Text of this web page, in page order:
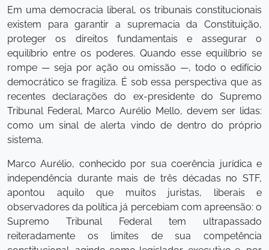
Em uma democracia liberal, os tribunais constitucionais
existem para garantir a supremacia da Constituição,
proteger os direitos fundamentais e assegurar o
equilíbrio entre os poderes. Quando esse equilíbrio se
rompe — seja por ação ou omissão —, todo o edifício
democrático se fragiliza. É sob essa perspectiva que as
recentes declarações do ex-presidente do Supremo
Tribunal Federal, Marco Aurélio Mello, devem ser lidas:
como um sinal de alerta vindo de dentro do próprio
sistema.
Marco Aurélio, conhecido por sua coerência jurídica e
independência durante mais de três décadas no STF,
apontou aquilo que muitos juristas, liberais e
observadores da política já percebiam com apreensão: o
Supremo Tribunal Federal tem ultrapassado
reiteradamente os limites de sua competência